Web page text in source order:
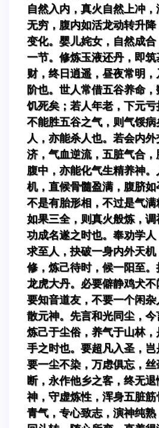
自然入内，真火自然上冲
无穷，腹内如活龙动转升
变化。婴儿姹女，自然成
一节。修炼玉液还丹，即
财，终日逍遥，昼夜常明
阶也。世人常借五谷养命
饥死矣；若人年老，下元亏
不能胜五谷之气，则气馁
人，亦能杀人也。若会内
济，气血逆流，五脏气合，
腹中，亦能化气生精养神
机，直候骨髓盈满，腹脐
不是有胎形相，不过是气满
如果三全，则真火般炼，
功成名遂之时也。奉劝学
求至人，抉破一身内外天
修，炼己待时，候一阳至
龙虎大丹。必要僻静鸡犬不
要知音道友，不要一个闲
散元神。先言和光同尘，
炼己于尘俗，养气于山林
手之时也。要超凡入圣，
要一尘不染，万虑俱忘，
断，永作他乡之客，终无
神，守虚炼性，浑身五脏
青气，专心致志，演神纯